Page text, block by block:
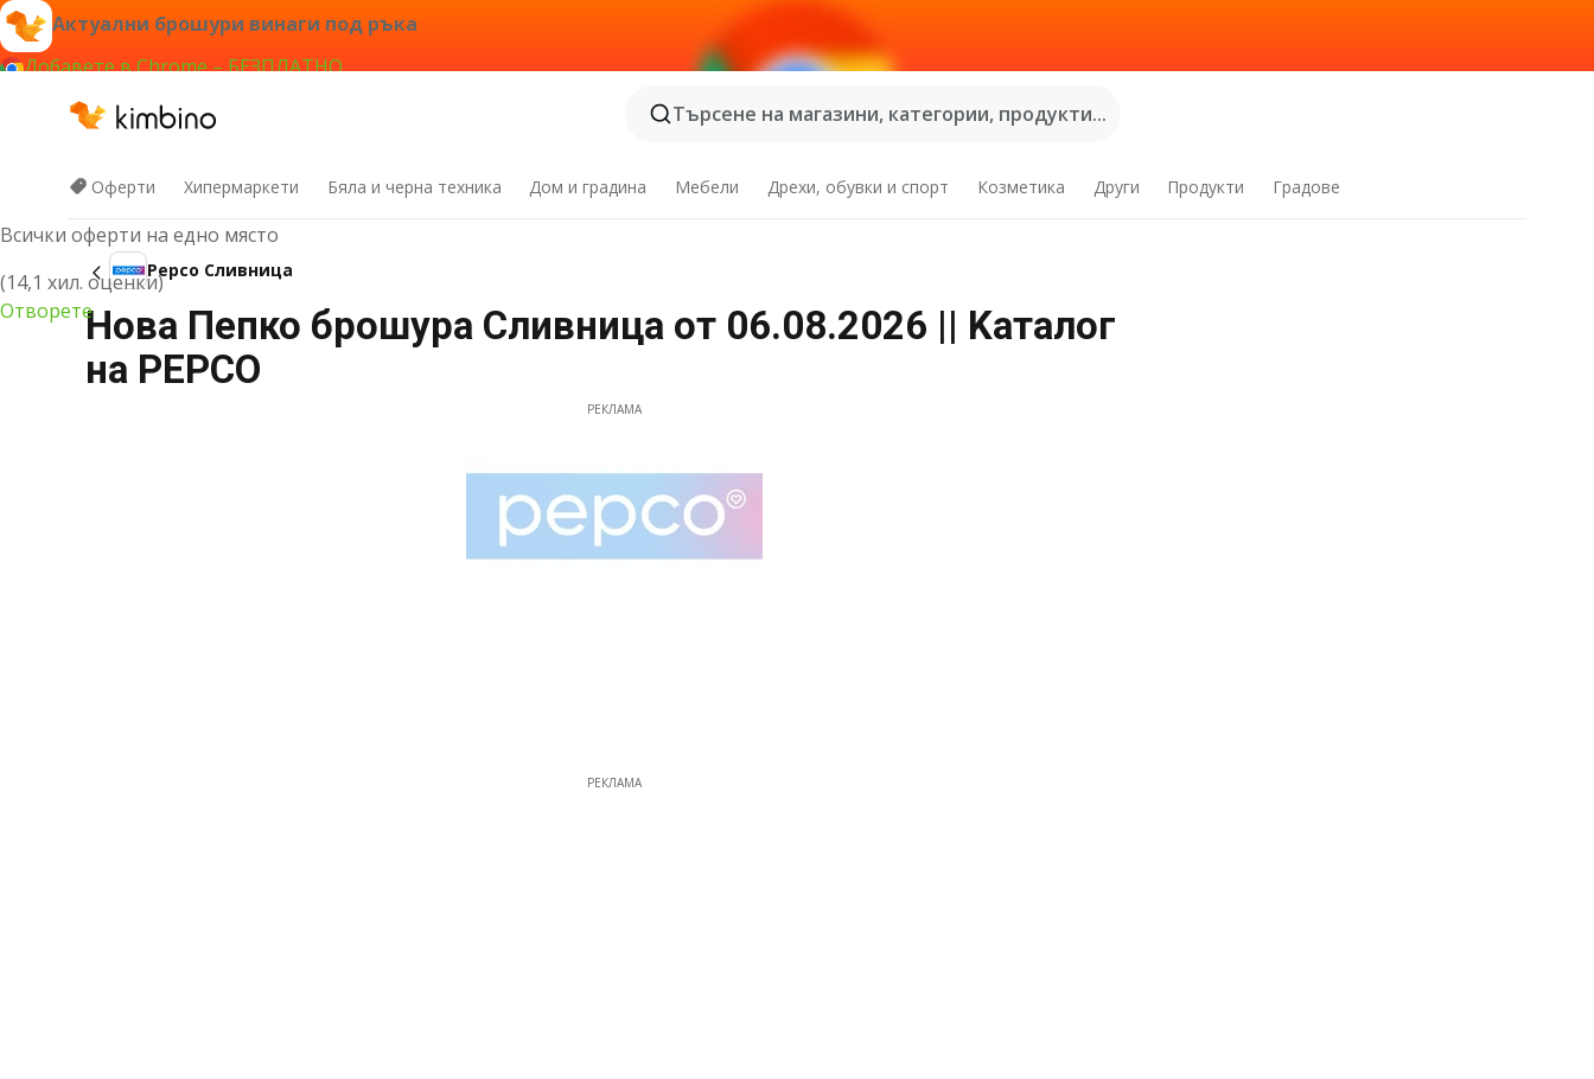
Актуални брошури винаги под ръка
Добавете в Chrome – БЕЗПЛАТНО
Кимбино ап
Всички оферти на едно място
(14,1 хил. оценки)
Отворете
Търсене на магазини, категории, продукти...
Оферти Хипермаркети Бяла и черна техника Дом и градина Мебели Дрехи, обувки и спорт Козметика Други Продукти Градове
Pepco Сливница
Нова Пепко брошура Сливница от 06.08.2026 || Kаталог
на PEPCO
РЕКЛАМА
РЕКЛАМА